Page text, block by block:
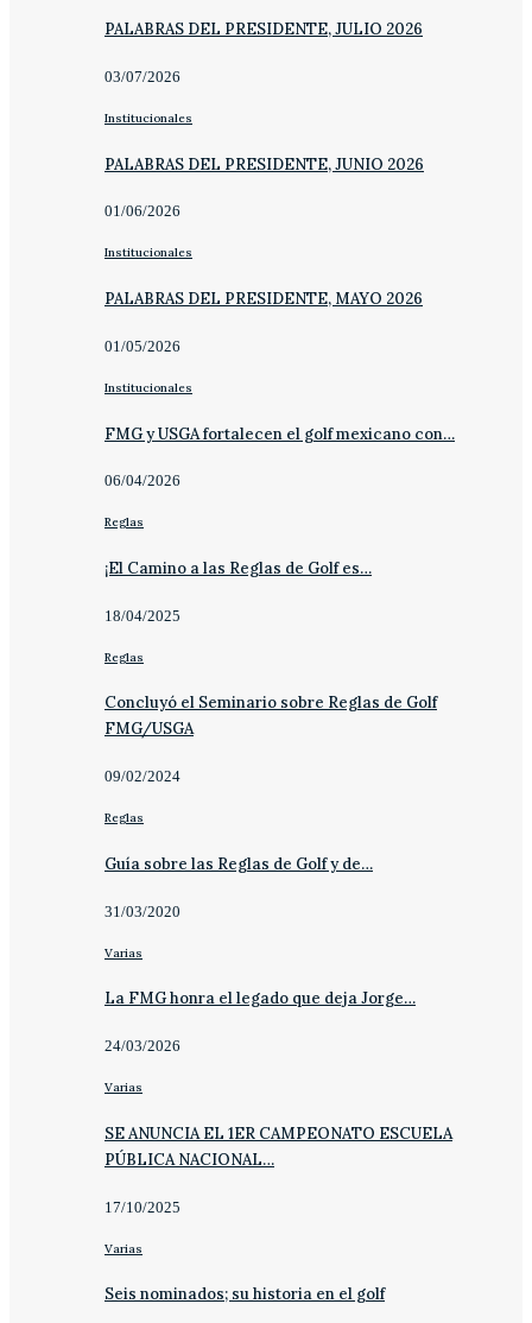
PALABRAS DEL PRESIDENTE, JULIO 2026
03/07/2026
Institucionales
PALABRAS DEL PRESIDENTE, JUNIO 2026
01/06/2026
Institucionales
PALABRAS DEL PRESIDENTE, MAYO 2026
01/05/2026
Institucionales
FMG y USGA fortalecen el golf mexicano con…
06/04/2026
Reglas
¡El Camino a las Reglas de Golf es…
18/04/2025
Reglas
Concluyó el Seminario sobre Reglas de Golf
FMG/USGA
09/02/2024
Reglas
Guía sobre las Reglas de Golf y de…
31/03/2020
Varias
La FMG honra el legado que deja Jorge…
24/03/2026
Varias
SE ANUNCIA EL 1ER CAMPEONATO ESCUELA
PÚBLICA NACIONAL…
17/10/2025
Varias
Seis nominados; su historia en el golf